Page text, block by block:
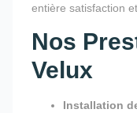
entière satisfaction
Nos
Velux
Installation